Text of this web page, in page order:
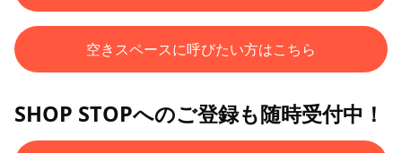
空きスペースに呼びたい方はこちら
SHOP STOPへのご登録も随時受付中！